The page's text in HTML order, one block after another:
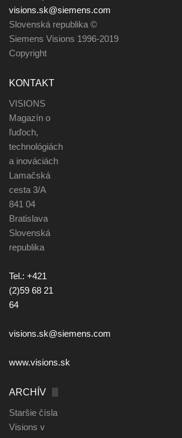
visions.sk@siemens.com
Slovenská republika ©
Siemens Visions 1996-2019
Copyright
KONTAKT
VISIONS
Magazín o
ľuďoch,
technológiách
a inováciách
Lamačská
cesta 3/A
841 04
Bratislava
Slovenská
republika
Tel.: +421
(2)59 68 21
64
visions.sk@siemens.com
www.visions.sk
ARCHÍV
Staršie čísla
Visions v